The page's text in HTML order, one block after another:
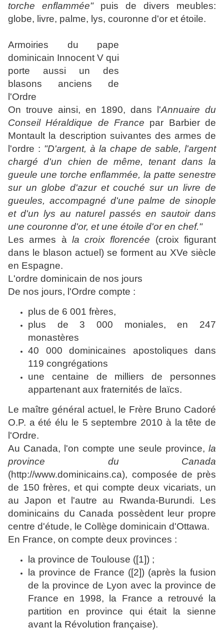
torche enflammée"puis de divers meubles:
globe, livre, palme, lys, couronne d'or et étoile.
Armoiries du pape
dominicain Innocent V qui
porte aussi un des
blasons anciens de
l'Ordre
On trouve ainsi, en 1890, dans l'Annuaire du
Conseil Héraldique de France par Barbier de
Montault la description suivantes des armes de
l'ordre : "D'argent, à la chape de sable, l'argent
chargé d'un chien de même, tenant dans la
gueule une torche enflammée, la patte senestre
sur un globe d'azur et couché sur un livre de
gueules, accompagné d'une palme de sinople
et d'un lys au naturel passés en sautoir dans
une couronne d'or, et une étoile d'or en chef."
Les armes à la croix florencée (croix figurant
dans le blason actuel) se forment au XVe siècle
en Espagne.
L'ordre dominicain de nos jours
De nos jours, l'Ordre compte :
plus de 6 001 frères,
plus de 3 000 moniales, en 247
monastères
40 000 dominicaines apostoliques dans
119 congrégations
une centaine de milliers de personnes
appartenant aux fraternités de laïcs.
Le maître général actuel, le Frère Bruno Cadoré
O.P. a été élu le 5 septembre 2010 à la tête de
l'Ordre.
Au Canada, l'on compte une seule province, la
province du Canada
(http://www.dominicains.ca), composée de près
de 150 frères, et qui compte deux vicariats, un
au Japon et l'autre au Rwanda-Burundi. Les
dominicains du Canada possèdent leur propre
centre d'étude, le Collège dominicain d'Ottawa.
En France, on compte deux provinces :
la province de Toulouse ([1]) ;
la province de France ([2]) (après la fusion
de la province de Lyon avec la province de
France en 1998, la France a retrouvé la
partition en province qui était la sienne
avant la Révolution française).